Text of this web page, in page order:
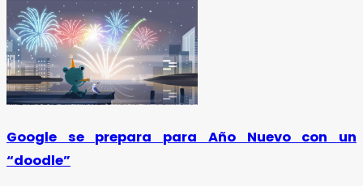
Google se prepara para Año Nuevo con un
“doodle”